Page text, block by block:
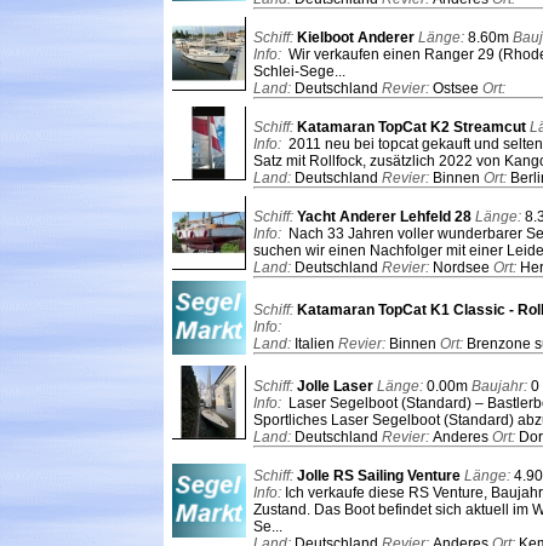
Schiff: Kielboot Anderer Länge: 8.60m
Info: Wir verkaufen einen Ranger 29
Schlei-Sege...
Land: Deutschland Revier: Ostsee Ort:
Schiff: Katamaran TopCat K2 Streamcut
Info: 2011 neu bei topcat gekauft und
Satz mit Rollfock, zusätzlich 2022 von
Land: Deutschland Revier: Binnen Ort:
Schiff: Yacht Anderer Lehfeld 28 Länge:
Info: Nach 33 Jahren voller wunderbarer
suchen wir einen Nachfolger mit einer
Land: Deutschland Revier: Nordsee Ort:
Schiff: Katamaran TopCat K1 Classic -
Info:
Land: Italien Revier: Binnen Ort: Brenzone
Schiff: Jolle Laser Länge: 0.00m Baujahr: 0
Info: Laser Segelboot (Standard) –
Sportliches Laser Segelboot (Standard)
Land: Deutschland Revier: Anderes Ort:
Schiff: Jolle RS Sailing Venture Länge:
Info: Ich verkaufe diese RS Venture,
Zustand. Das Boot befindet sich aktuell im
Se...